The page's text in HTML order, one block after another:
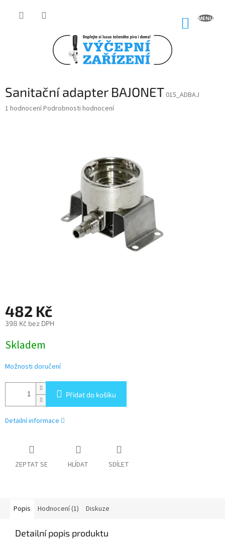
Sanitační adapter BAJONET 015_ADBAJ
Průměrné
1 hodnoceníPodrobnosti hodnocení
482 Kč
398 Kč bez DPH
cena:
Skladem
Možnosti doručení
Přidat do košíku
Detailní informace
ZEPTAT SE HLÍDAT SDÍLET
Popis Hodnocení (1) Diskuze
Detailní popis produktu